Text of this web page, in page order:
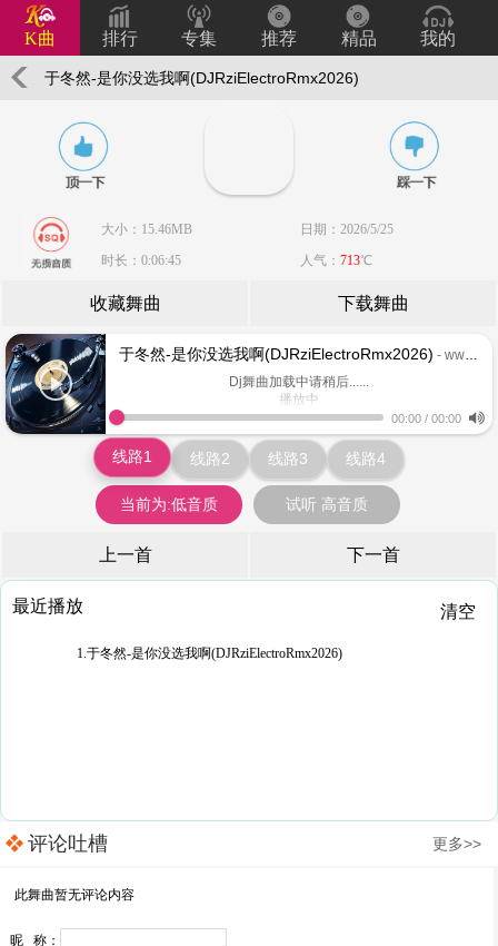
K曲 排行 专集 推荐 精品 我的
于冬然-是你没选我啊(DJRziElectroRmx2026)
大小：15.46MB
日期：2026/5/25
时长：0:06:45
人气： 713℃
收藏舞曲 下载舞曲
于冬然-是你没选我啊(DJRziElectroRmx2026) - www.keiqu.com
Dj舞曲加载中请稍后......
播放中
www.keiqu.com
00:00 / 00:00
线路1 线路2 线路3 线路4
当前为:低音质 试听 高音质
上一首 下一首
最近播放 清空
1.于冬然-是你没选我啊(DJRziElectroRmx2026)
评论吐槽 更多>>